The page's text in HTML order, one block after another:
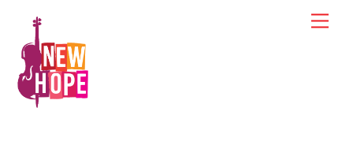
content